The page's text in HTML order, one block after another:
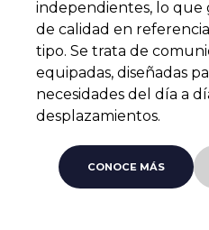
independientes, lo que
de calidad en
tipo. Se trata de
equipadas, diseñadas
necesidades del día a
desplazamientos.
CONOCE MÁS